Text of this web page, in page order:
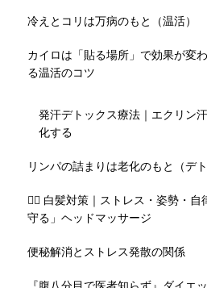
冷えとコリは万病のもと（温活）
カイロは「貼る場所」で効果が変
る温活のコツ
発汗デトックス療法｜エクリン
化する
リンパの詰まりは老化のもと（デト
💇‍♀️ 白髪対策｜ストレス・姿勢・
守る」ヘッドマッサージ
便秘解消とストレス発散の関係